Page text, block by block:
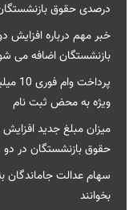
درصدی حقوق
خبر مهم درباره افزایش
بازنشستگان اضافه می
ویژه به محض ثبت نام
میزان مبلغ جدید
حقوق بازنشستگان در
سهام عدالت جاماندگان
بخوانند